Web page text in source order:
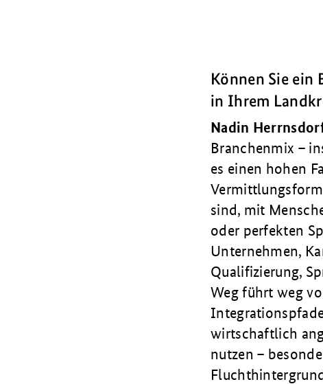
Können Sie ein
in Ihrem
Nadin
Branchenmix –
es einen hohen
sind, mit
oder perfekten
Unternehmen,
Qualifizierung,
Weg führt weg
wirtschaftlich
nutzen –